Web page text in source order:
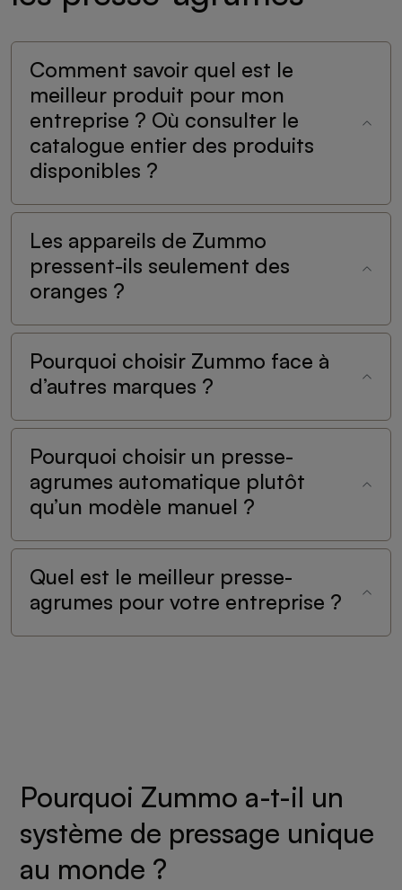
Comment savoir quel est le
meilleur produit pour mon
entreprise ? Où consulter le
catalogue entier des produits
disponibles ?
Les appareils de Zummo
pressent-ils seulement des
oranges ?
Pourquoi choisir Zummo face à
d’autres marques ?
Pourquoi choisir un presse-
agrumes automatique plutôt
qu’un modèle manuel ?
Quel est le meilleur presse-
agrumes pour votre entreprise ?
Pourquoi Zummo a-t-il un
système de pressage unique
au monde ?